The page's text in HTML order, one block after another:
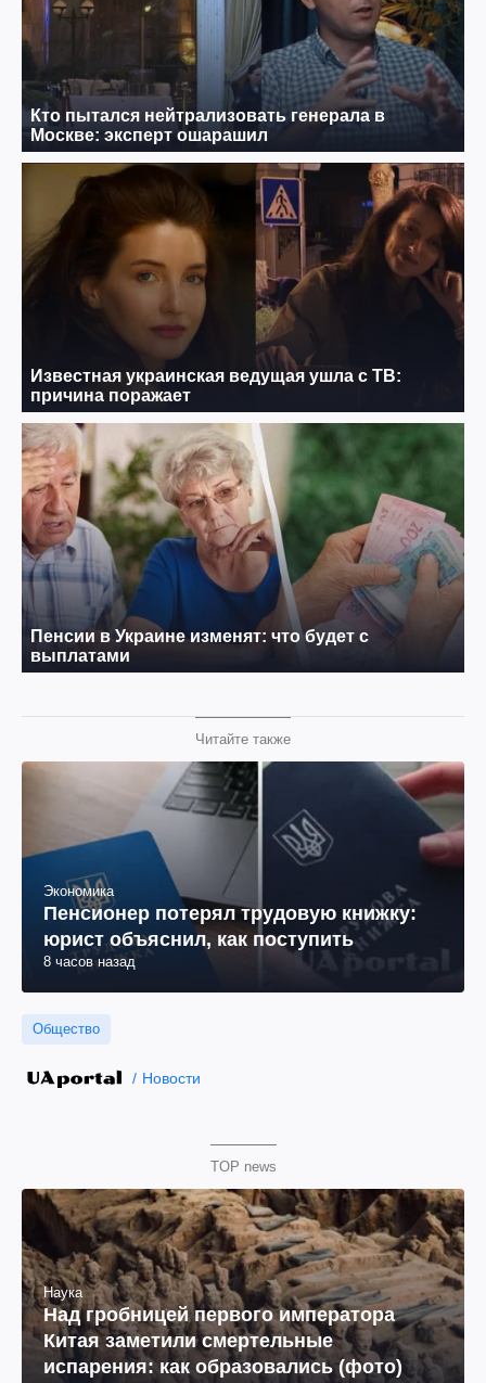
Читайте также
Экономика
Пенсионер потерял трудовую книжку:
юрист объяснил, как поступить
8 часов назад
Общество
Новости
TOP news
Наука
Над гробницей первого императора
Китая заметили смертельные
испарения: как образовались (фото)